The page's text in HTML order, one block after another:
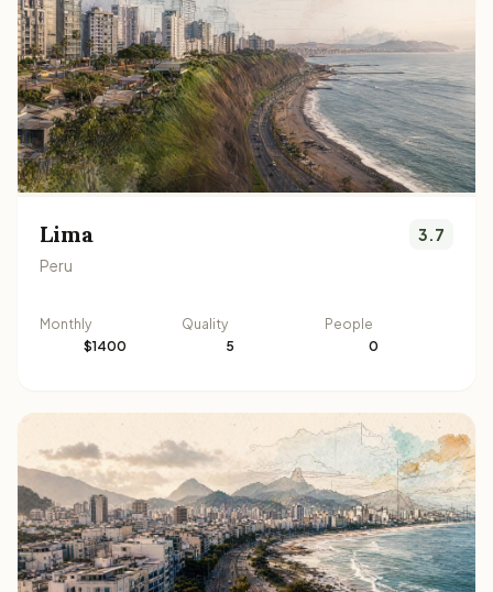
Lima
Peru
3.7
Monthly
$1400
Quality
5
People
0